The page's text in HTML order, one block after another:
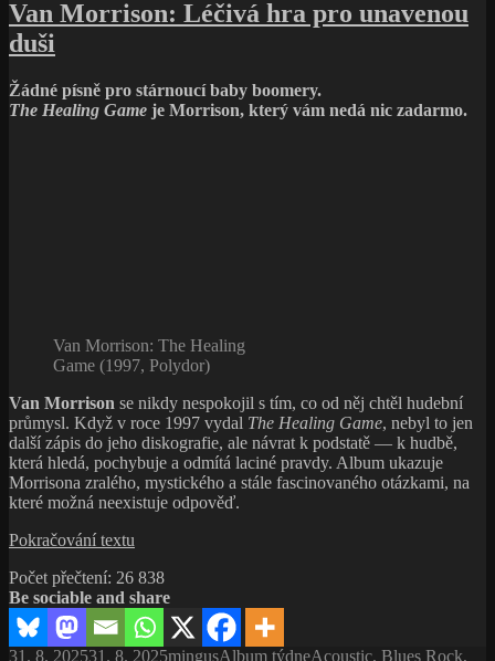
s
názvem
Hudba,
která
nechtěla
Van Morrison: Léčivá hra pro unavenou
duši
Žádné písně pro stárnoucí baby boomery.
The Healing Game je Morrison, který vám nedá nic zadarmo.
Van Morrison: The Healing
Game (1997, Polydor)
Van Morrison se nikdy nespokojil s tím, co od něj chtěl hudební
průmysl. Když v roce 1997 vydal The Healing Game, nebyl to jen
další zápis do jeho diskografie, ale návrat k podstatě — k hudbě,
která hledá, pochybuje a odmítá laciné pravdy. Album ukazuje
Morrisona zralého, mystického a stále fascinovaného otázkami, na
které možná neexistuje odpověď.
Pokračování textu
Léčivá
hra
pro
unavenou
Počet přečtení: 26 838
Be sociable and share
Publikováno:
31. 8. 202531. 8. 2025Autor:
mingusRubriky:
Album týdneŠtítky:
Acoustic, Blues Rock,